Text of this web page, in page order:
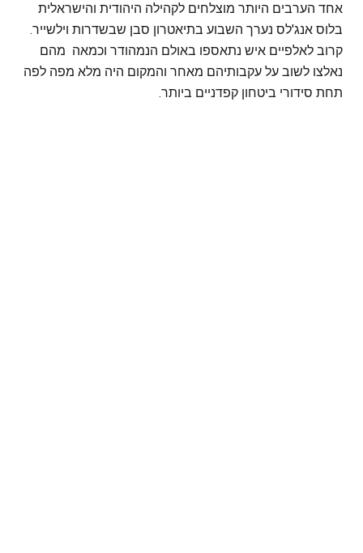
אחד הערבים היותר מוצלחים לקהילה היהודית והישראלית
בלוס אנג'לס נערך השבוע בתיאטרון סבן שבשדרות וילשייר.
קרוב לאלפיים איש נתאספו באולם הנמהודר וכמאה מהם
נאלצו לשוב על עקבותיהם מאחר והמקום היה מלא מפה לפה
תחת סידורי ביטחון קפדניים ביותר.